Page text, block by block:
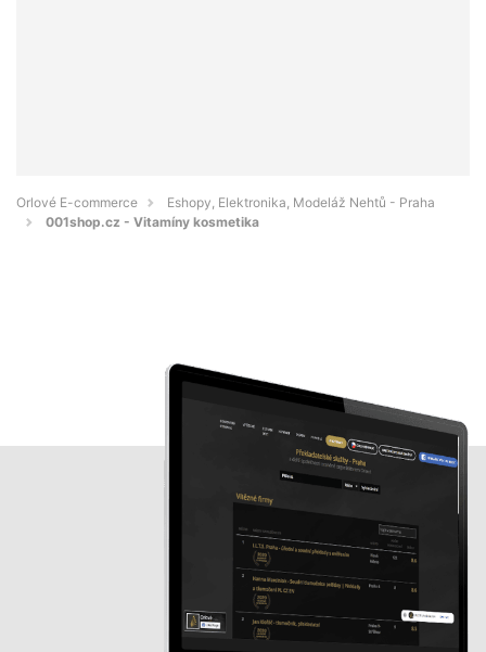
Orlové E-commerce
Eshopy, Elektronika, Modeláž Nehtů - Praha
001shop.cz - Vitamíny kosmetika